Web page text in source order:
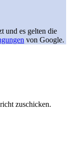
und es gelten die
von Google.
zuschicken.